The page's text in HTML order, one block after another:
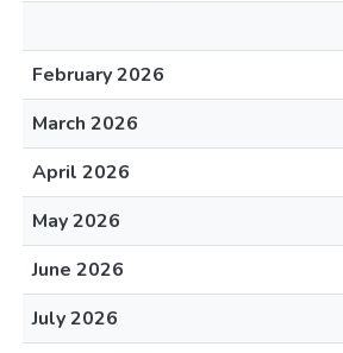
February 2026
March 2026
April 2026
May 2026
June 2026
July 2026